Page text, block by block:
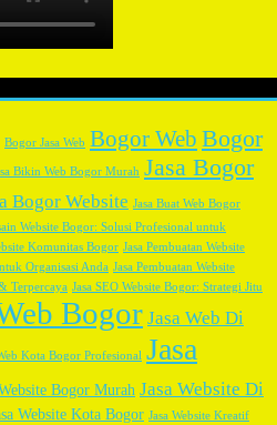
Bogor Jasa Web Bogor Web Bogor
Bikin Web Bogor Murah Jasa Bogor
Bogor Website Jasa Buat Web Bogor
Website Bogor: Solusi Profesional untuk
Komunitas Bogor Jasa Pembuatan Website
Organisasi Anda Jasa Pembuatan Website
Terpercaya Jasa SEO Website Bogor: Strategi Jitu
Bogor Jasa Web Di
Kota Bogor Profesional Jasa
Bogor Murah Jasa Website Di
Website Kota Bogor Jasa Website Kreatif